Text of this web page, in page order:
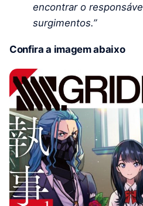
encontrar o
surgimentos.”
Confira a imagem abaixo